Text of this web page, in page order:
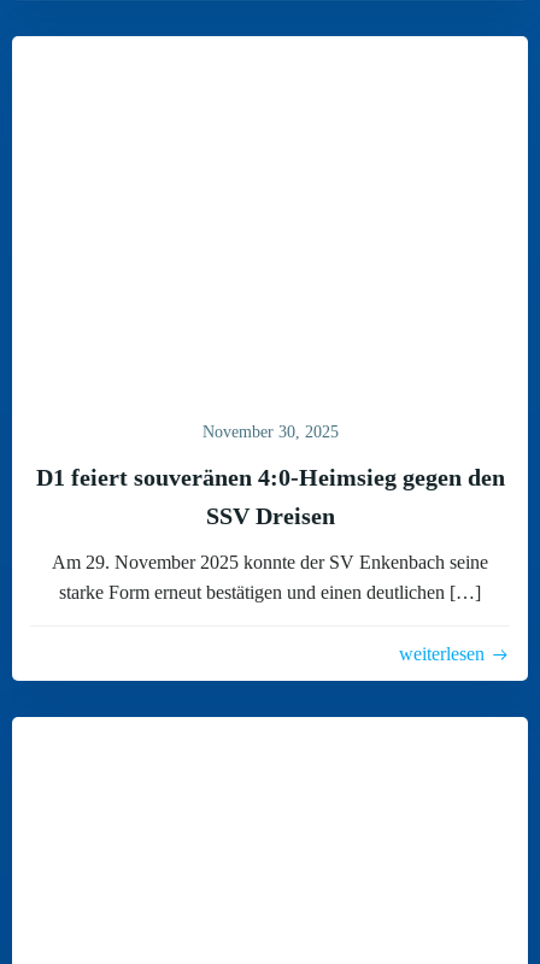
November 30, 2025
D1 feiert souveränen 4:0-Heimsieg gegen den
SSV Dreisen
Am 29. November 2025 konnte der SV Enkenbach seine
starke Form erneut bestätigen und einen deutlichen […]
weiterlesen